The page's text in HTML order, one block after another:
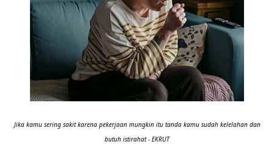
Jika kamu sering sakit karena pekerjaan mungkin itu tanda kamu sudah kelelahan dan
butuh istirahat - EKRUT